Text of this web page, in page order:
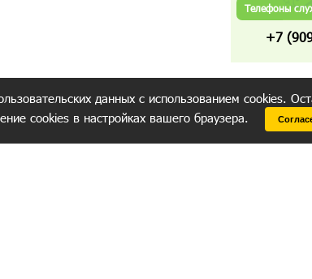
Телефоны
+7
данных с использованием cookies.
cookies в настройках вашего браузера.